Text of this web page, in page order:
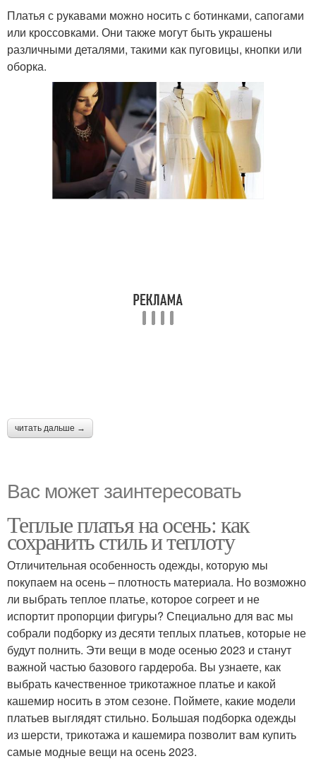
Платья с рукавами можно носить с ботинками, сапогами
или кроссовками. Они также могут быть украшены
различными деталями, такими как пуговицы, кнопки или
оборка.
читать дальше →
Вас может заинтересовать
Теплые платья на осень: как
сохранить стиль и теплоту
Отличительная особенность одежды, которую мы
покупаем на осень – плотность материала. Но возможно
ли выбрать теплое платье, которое согреет и не
испортит пропорции фигуры? Специально для вас мы
собрали подборку из десяти теплых платьев, которые не
будут полнить. Эти вещи в моде осенью 2023 и станут
важной частью базового гардероба. Вы узнаете, как
выбрать качественное трикотажное платье и какой
кашемир носить в этом сезоне. Поймете, какие модели
платьев выглядят стильно. Большая подборка одежды
из шерсти, трикотажа и кашемира позволит вам купить
самые модные вещи на осень 2023.